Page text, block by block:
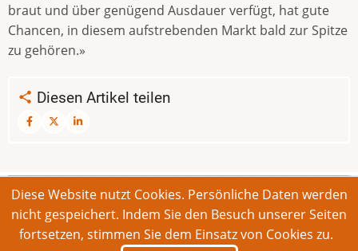
braut und über genügend Ausdauer verfügt, hat gute
Chancen, in diesem aufstrebenden Markt bald zur Spitze
zu gehören.»
Diesen Artikel teilen
© 2026 Bonner Aufruf. Alle Rechte vorbehalten.
Footer Kontakt Intern
Diese Website nutzt Cookies. Persönliche Daten werden
nicht gespeichert. Indem Sie den Besuch unserer Seiten
fortsetzen, stimmen Sie dem Einsatz von Cookies zu.